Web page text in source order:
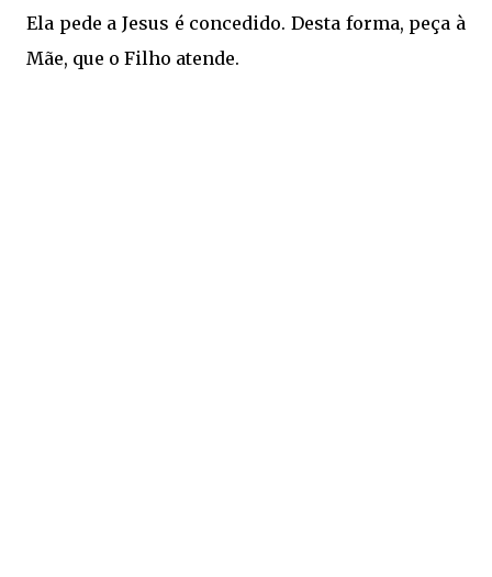
Ela pede a Jesus é concedido. Desta forma, peça à
Mãe, que o Filho atende.